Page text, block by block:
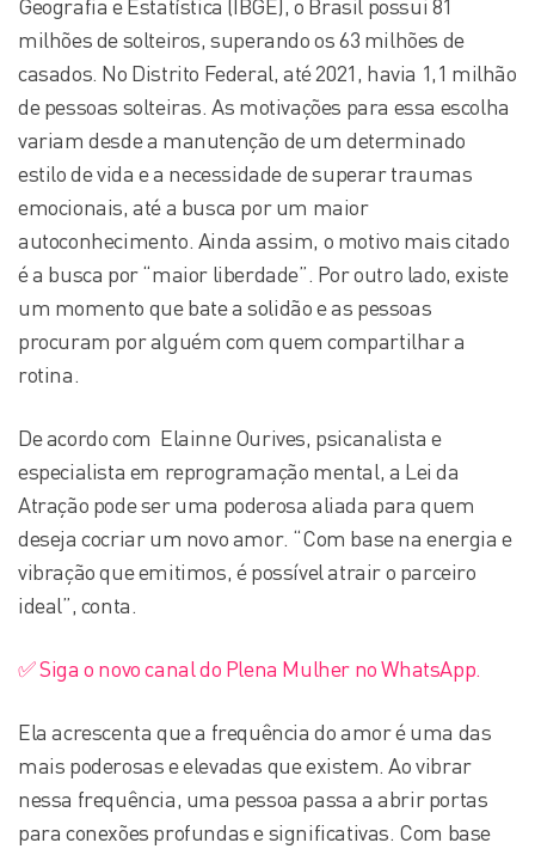
Geografia e Estatística (IBGE), o Brasil possui 81
milhões de solteiros, superando os 63 milhões de
casados. No Distrito Federal, até 2021, havia 1,1 milhão
de pessoas solteiras. As motivações para essa escolha
variam desde a manutenção de um determinado
estilo de vida e a necessidade de superar traumas
emocionais, até a busca por um maior
autoconhecimento. Ainda assim, o motivo mais citado
é a busca por “maior liberdade”. Por outro lado, existe
um momento que bate a solidão e as pessoas
procuram por alguém com quem compartilhar a
rotina.
De acordo com Elainne Ourives, psicanalista e
especialista em reprogramação mental, a Lei da
Atração pode ser uma poderosa aliada para quem
deseja cocriar um novo amor. “Com base na energia e
vibração que emitimos, é possível atrair o parceiro
ideal”, conta.
✅ Siga o novo canal do Plena Mulher no WhatsApp.
Ela acrescenta que a frequência do amor é uma das
mais poderosas e elevadas que existem. Ao vibrar
nessa frequência, uma pessoa passa a abrir portas
para conexões profundas e significativas. Com base